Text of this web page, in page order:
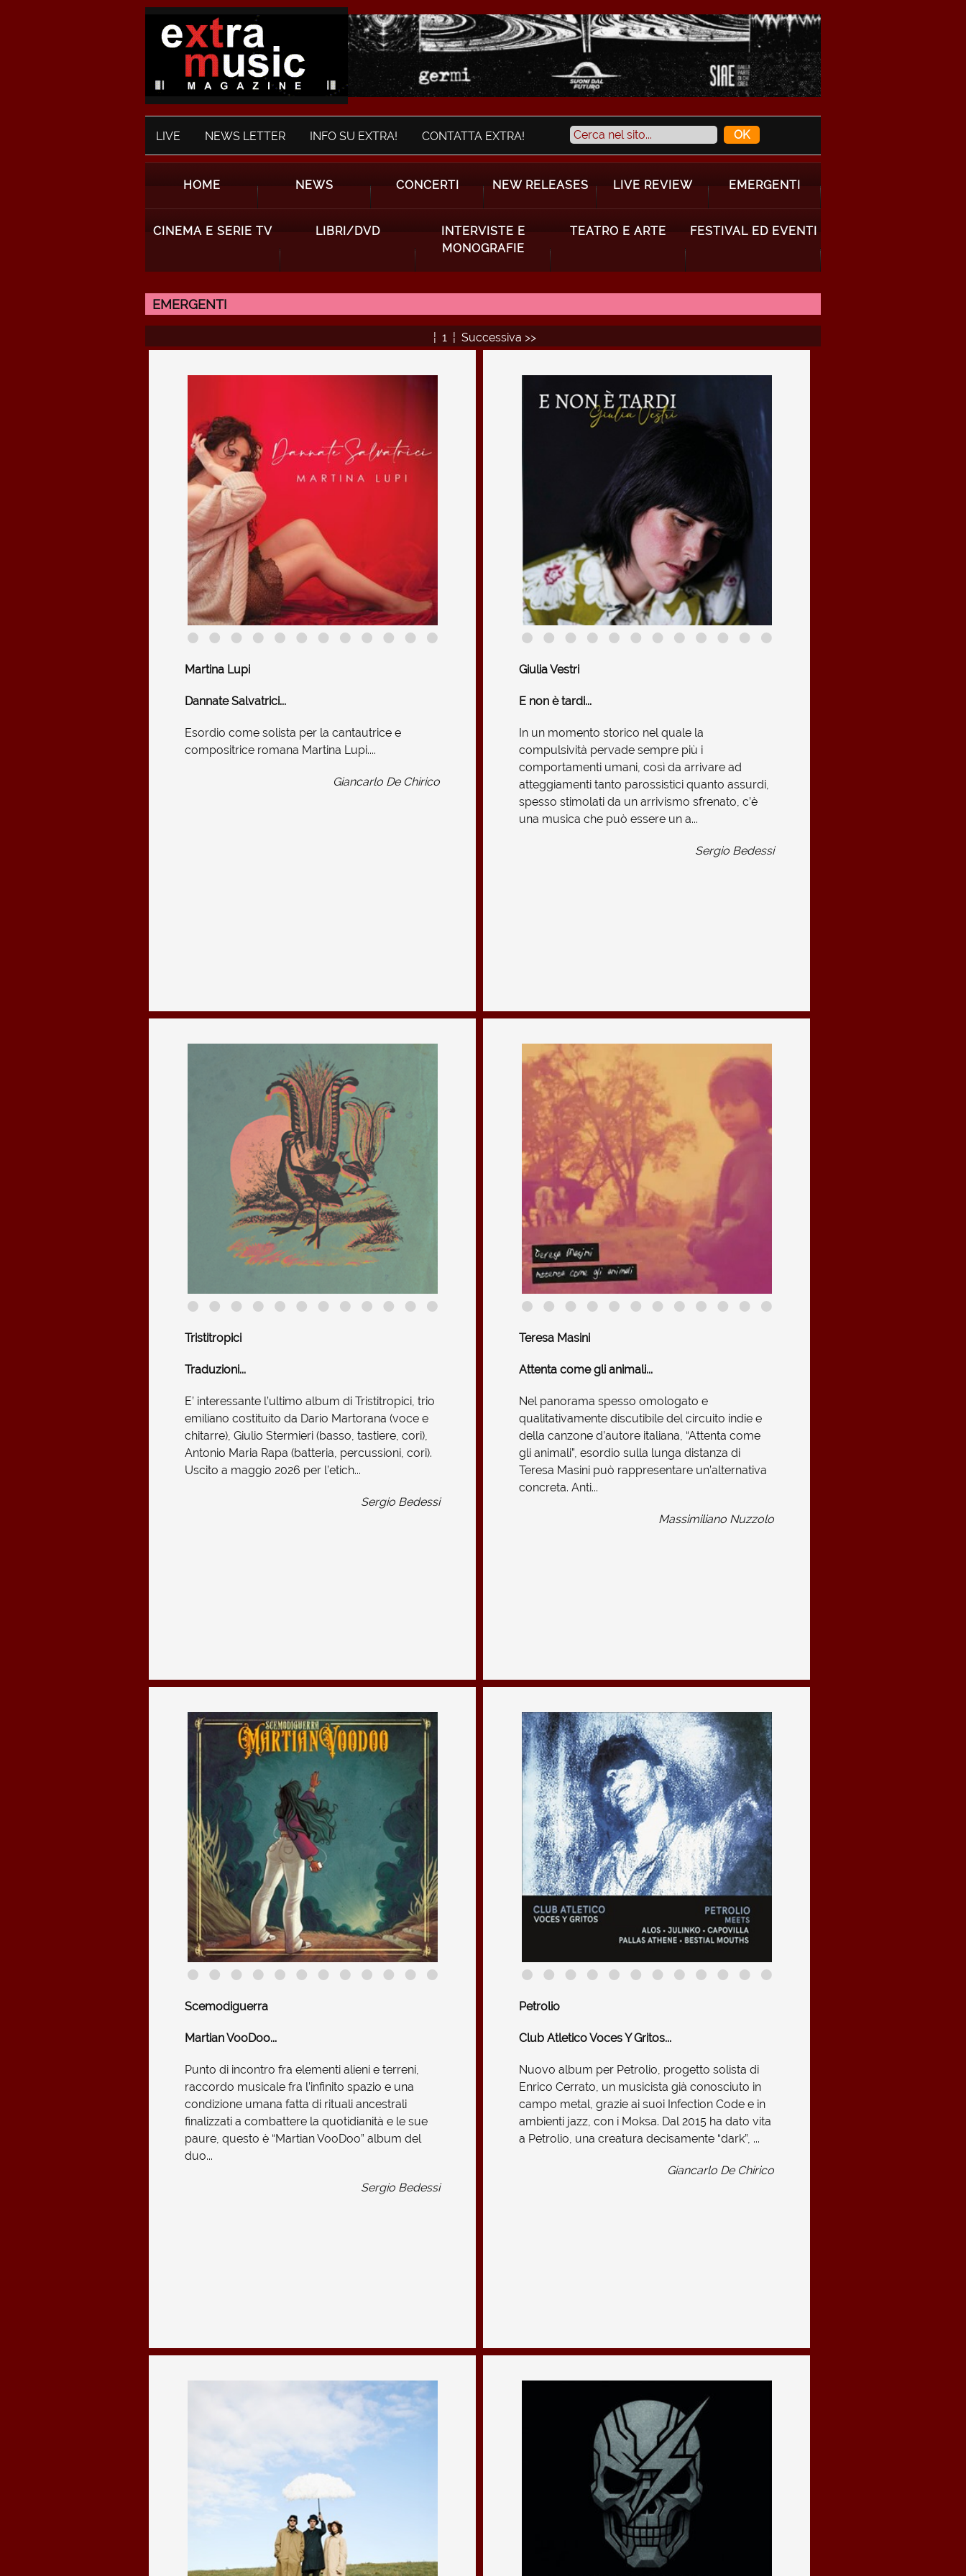
LIVE NEWS LETTER INFO SU EXTRA! CONTATTA EXTRA!
HOME NEWS CONCERTI NEW RELEASES LIVE REVIEW EMERGENTI
CINEMA E SERIE TV LIBRI/DVD
INTERVISTE E
MONOGRAFIE
TEATRO E ARTE FESTIVAL ED EVENTI
EMERGENTI
¦ 1¦ Successiva >>
Martina Lupi
Dannate Salvatrici...
Esordio come solista per la cantautrice e
compositrice romana Martina Lupi....
Giancarlo De Chirico
Giulia Vestri
E non è tardi...
In un momento storico nel quale la
compulsività pervade sempre più i
comportamenti umani, così da arrivare ad
atteggiamenti tanto parossistici quanto assurdi,
spesso stimolati da un arrivismo sfrenato, c’è
una musica che può essere un a...
Sergio Bedessi
Tristitropici
Traduzioni...
E’ interessante l’ultimo album di Tristitropici, trio
emiliano costituito da Dario Martorana (voce e
chitarre), Giulio Stermieri (basso, tastiere, cori),
Antonio Maria Rapa (batteria, percussioni, cori).
Uscito a maggio 2026 per l’etich...
Sergio Bedessi
Teresa Masini
Attenta come gli animali...
Nel panorama spesso omologato e
qualitativamente discutibile del circuito indie e
della canzone d’autore italiana, “Attenta come
gli animali”, esordio sulla lunga distanza di
Teresa Masini può rappresentare un’alternativa
concreta. Anti...
Massimiliano Nuzzolo
Scemodiguerra
Martian VooDoo...
Punto di incontro fra elementi alieni e terreni,
raccordo musicale fra l’infinito spazio e una
condizione umana fatta di rituali ancestrali
finalizzati a combattere la quotidianità e le sue
paure, questo è “Martian VooDoo” album del
duo...
Sergio Bedessi
Petrolio
Club Atletico Voces Y Gritos...
Nuovo album per Petrolio, progetto solista di
Enrico Cerrato, un musicista già conosciuto in
campo metal, grazie ai suoi Infection Code e in
ambienti jazz, con i Moksa. Dal 2015 ha dato vita
a Petrolio, una creatura decisamente “dark”, ...
Giancarlo De Chirico